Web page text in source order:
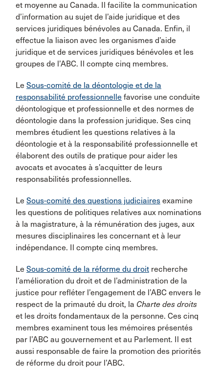
et moyenne au Canada. Il facilite la communication
d’information au sujet de l’aide juridique et des
services juridiques bénévoles au Canada. Enfin, il
effectue la liaison avec les organismes d’aide
juridique et de services juridiques bénévoles et les
groupes de l’ABC. Il compte cinq membres.
Le Sous-comité de la déontologie et de la
responsabilité professionnelle favorise une conduite
déontologique et professionnelle et des normes de
déontologie dans la profession juridique. Ses cinq
membres étudient les questions relatives à la
déontologie et à la responsabilité professionnelle et
élaborent des outils de pratique pour aider les
avocats et avocates à s’acquitter de leurs
responsabilités professionnelles.
Le Sous-comité des questions judiciaires examine
les questions de politiques relatives aux nominations
à la magistrature, à la rémunération des juges, aux
mesures disciplinaires les concernant et à leur
indépendance. Il compte cinq membres.
Le Sous-comité de la réforme du droit recherche
l’amélioration du droit et de l’administration de la
justice pour refléter l’engagement de l’ABC envers le
respect de la primauté du droit, la Charte des droits
et les droits fondamentaux de la personne. Ces cinq
membres examinent tous les mémoires présentés
par l’ABC au gouvernement et au Parlement. Il est
aussi responsable de faire la promotion des priorités
de réforme du droit pour l’ABC.